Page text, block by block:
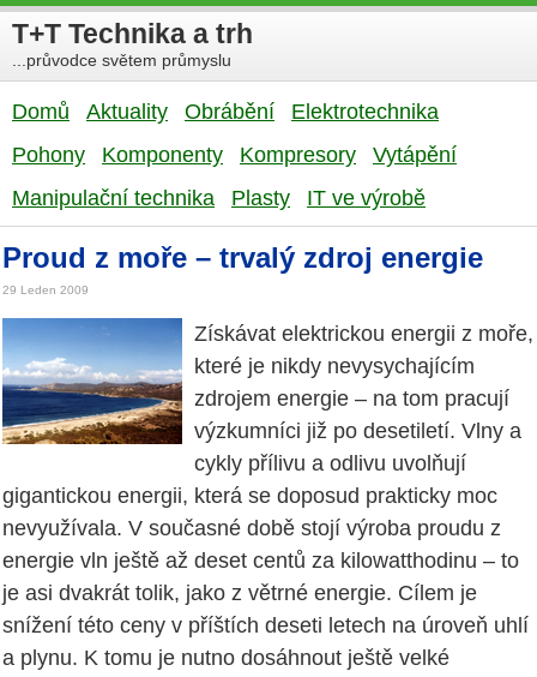
T+T Technika a trh
...průvodce světem průmyslu
Domů Aktuality Obrábění
Elektrotechnika
Pohony
Komponenty Kompresory
Vytápění
Manipulační technika
Plasty IT ve výrobě
Proud z moře – trvalý zdroj energie
29 Leden 2009
Získávat elektrickou energii z moře,
které je nikdy nevysychajícím
zdrojem energie – na tom pracují
výzkumníci již po desetiletí. Vlny a
cykly přílivu a odlivu uvolňují
gigantickou energii, která se doposud prakticky moc
nevyužívala. V současné době stojí výroba proudu z
energie vln ještě až deset centů za kilowatthodinu – to
je asi dvakrát tolik, jako z větrné energie. Cílem je
snížení této ceny v příštích deseti letech na úroveň uhlí
a plynu. K tomu je nutno dosáhnout ještě velké